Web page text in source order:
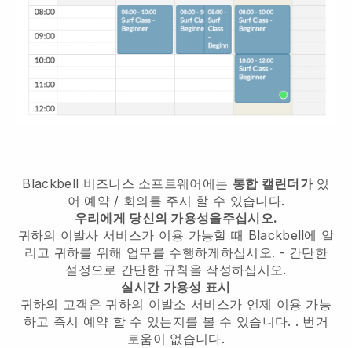
Blackbell 비즈니스 소프트웨어에는 통합 캘린더가있
어 예약 / 회의를 주시 할 수 있습니다.
우리에게 당신의 가용성을주십시오.
귀하의 이발사 서비스가 이용 가능할 때 Blackbell에 알
리고 귀하를 위해 업무를 수행하게하십시오. - 간단한
설정으로 간단한 규칙을 작성하십시오.
실시간 가용성 표시
귀하의 고객은 귀하의 이발소 서비스가 언제 이용 가능
하고 즉시 예약 할 수 있는지를 볼 수 있습니다. . 번거
로움이 없습니다.